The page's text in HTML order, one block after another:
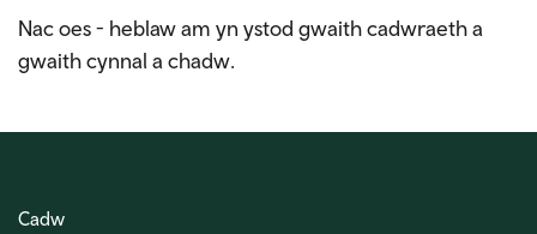
Nac oes - heblaw am yn ystod gwaith cadwraeth a
gwaith cynnal a chadw.
Cadw